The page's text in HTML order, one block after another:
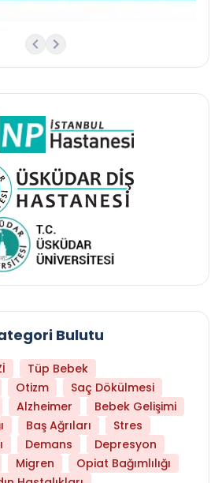
Bulutu
Tüp Bebek
Otizm
Saç Dökülmesi
Alzheimer
Bebek Gelişimi
Baş Ağrıları
Stres
Demans
Depresyon
Migren
Opiat Bağımlılığı